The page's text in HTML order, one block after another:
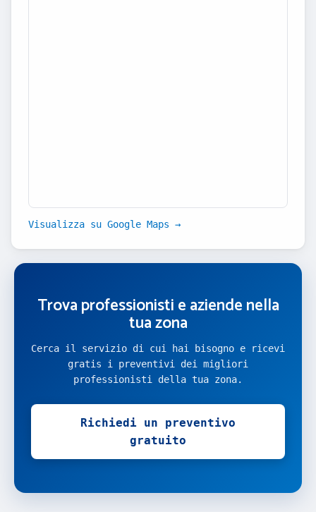
Visualizza su Google Maps →
Trova professionisti e aziende nella
tua zona
Cerca il servizio di cui hai bisogno e ricevi
gratis i preventivi dei migliori
professionisti della tua zona.
Richiedi un preventivo
gratuito